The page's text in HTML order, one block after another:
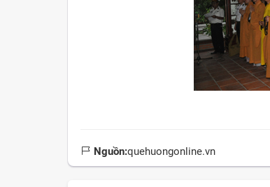
Nguồn:quehuongonline.vn